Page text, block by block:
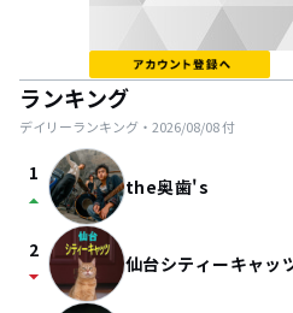
ランキング
デイリーランキング・ 2026/08/08付
1
arrow_drop_up the奥歯's
2
arrow_drop_down 仙台シティーキャッ